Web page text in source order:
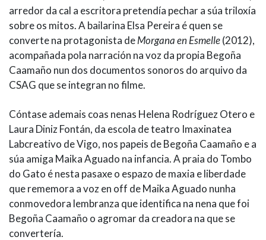
arredor da cal a escritora pretendía pechar a súa triloxía
sobre os mitos. A bailarina Elsa Pereira é quen se
converte na protagonista deMorgana en Esmelle(2012),
acompañada pola narración na voz da propia Begoña
Caamaño nun dos documentos sonoros do arquivo da
CSAG que se integran no filme.
Cóntase ademais coas nenas Helena Rodríguez Otero e
Laura Diniz Fontán, da escola de teatro Imaxinatea
Labcreativo de Vigo, nos papeis de Begoña Caamaño e a
súa amiga Maika Aguado na infancia. A praia do Tombo
do Gato é nesta pasaxe o espazo de maxia e liberdade
que rememora a voz en off de Maika Aguado nunha
conmovedora lembranza que identifica na nena que foi
Begoña Caamaño o agromar da creadora na que se
convertería.